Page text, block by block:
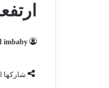
imbaby
شاركها